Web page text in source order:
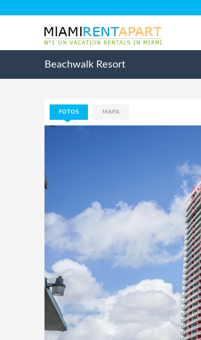
Beachwalk Resort
FOTOS MAPA